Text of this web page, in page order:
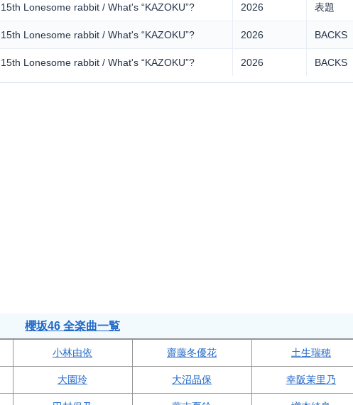
Lonesome rabbit / What's “KAZOKU”? 2026 表題
Lonesome rabbit / What's “KAZOKU”? 2026 BACKS
Lonesome rabbit / What's “KAZOKU”? 2026 BACKS
櫻坂46 全楽曲一覧
小林由依 齋藤冬優花 土生瑞穂
大園玲 大沼晶保 幸阪茉里乃